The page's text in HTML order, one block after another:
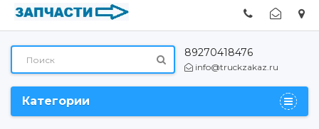
89270418476
info@truckzakaz.ru
Категории